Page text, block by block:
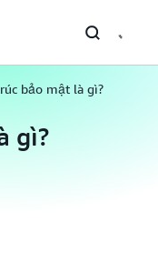
bảo mật là gì?
gì?